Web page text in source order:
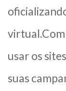
virtual.Com
usar os
suas